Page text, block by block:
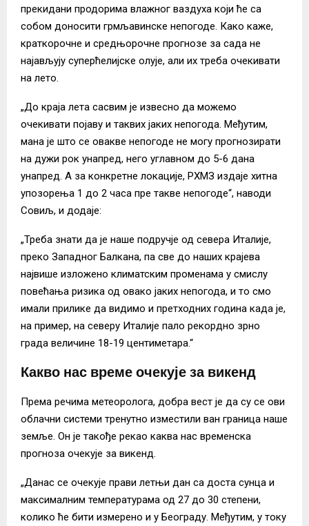
прекидани продорима влажног ваздуха који ће са
собом доносити грмљавинске непогоде. Како каже,
краткорочне и средњорочне прогнозе за сада не
најављују суперћелијске олује, али их треба очекивати
на лето.
„До краја лета сасвим је извесно да можемо
очекивати појаву и таквих јаких непогода. Међутим,
мана је што се овакве непогоде не могу прогнозирати
на дужи рок унапред, него углавном до 5-6 дана
унапред. А за конкретне локације, РХМЗ издаје хитна
упозорења 1 до 2 часа пре такве непогоде“, наводи
Совиљ, и додаје:
„Треба знати да је наше подручје од севера Италије,
преко Западног Балкана, па све до наших крајева
највише изложено климатским променама у смислу
повећања ризика од овако јаких непогода, и то смо
имали прилике да видимо и претходних година када је,
на пример, на северу Италије пало рекордно зрно
града величине 18-19 центиметара.“
Какво нас време очекује за викенд
Према речима метеоролога, добра вест је да су се ови
облачни системи тренутно изместили ван граница наше
земље. Он је такође рекао каква нас временска
прогноза очекује за викенд.
„Данас се очекује прави летњи дан са доста сунца и
максималним температурама од 27 до 30 степени,
колико ће бити измерено и у Београду. Међутим, у току